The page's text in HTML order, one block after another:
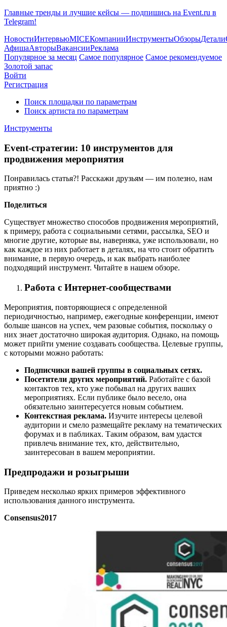
Главные тренды и лучшие кейсы — подпишись на Event.ru в
Telegram!
НовостиИнтервьюMICEКомпанииИнструментыОбзорыДетали
АфишаАвторыВакансииРеклама
Популярное за месяц Самое популярное Самое рекомендуемое
Золотой запас
Войти
Регистрация
Поиск площадки по параметрам
Поиск артиста по параметрам
Инструменты
Event-стратегии: 10 инструментов для
продвижения мероприятия
Понравилась статья?! Расскажи друзьям — им полезно, нам
приятно :)
Поделиться
Существует множество способов продвижения мероприятий,
к примеру, работа с социальными сетями, рассылка, SEO и
многие другие, которые вы, наверняка, уже использовали, но
как каждое из них работает в деталях, на что стоит обратить
внимание, в первую очередь, и как выбрать наиболее
подходящий инструмент. Читайте в нашем обзоре.
Работа с Интернет-сообществами
Мероприятия, повторяющиеся с определенной
периодичностью, например, ежегодные конференции, имеют
больше шансов на успех, чем разовые события, поскольку о
них знает достаточно широкая аудитория. Однако, на помощь
может прийти умение создавать сообщества. Целевые группы,
с которыми можно работать:
Подписчики вашей группы в социальных сетях.
Посетители других мероприятий. Работайте с базой
контактов тех, кто уже побывал на других ваших
мероприятиях. Если публике было весело, она
обязательно заинтересуется новым событием.
Контекстная реклама. Изучите интересы целевой
аудитории и смело размещайте рекламу на тематических
форумах и в пабликах. Таким образом, вам удастся
привлечь внимание тех, кто, действительно,
заинтересован в вашем мероприятии.
Предпродажи и розыгрыши
Приведем несколько ярких примеров эффективного
использования данного инструмента.
Consensus2017